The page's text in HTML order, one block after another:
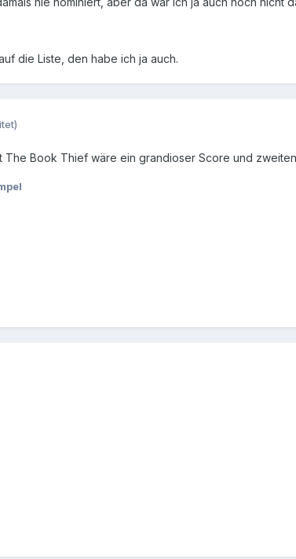
die Liste, den habe ich ja auch.
The Book Thief wäre ein grandioser Score und